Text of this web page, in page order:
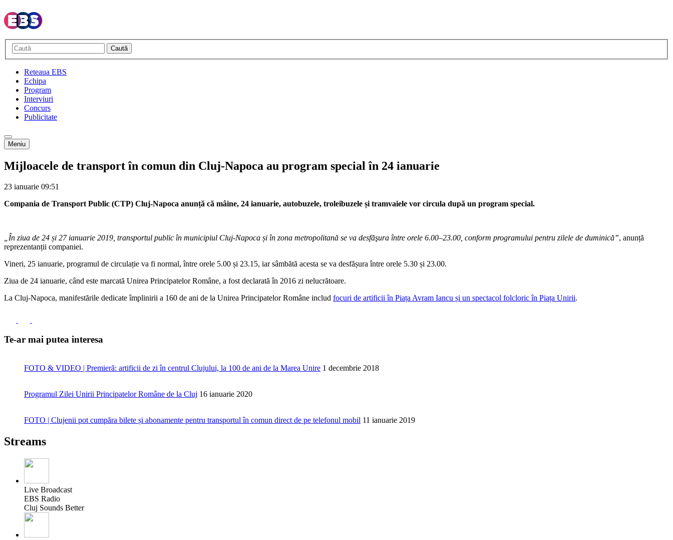
Caută
Reteaua EBS
Echipa
Program
Interviuri
Concurs
Publicitate
Meniu
Mijloacele de transport în comun din Cluj-Napoca au program special în 24 ianuarie
23 ianuarie 09:51
Compania de Transport Public (CTP) Cluj-Napoca anunță că mâine, 24 ianuarie, autobuzele, troleibuzele și tramvaiele vor circula după un program special.
„În ziua de 24 și 27 ianuarie 2019, transportul public în municipiul Cluj-Napoca și în zona metropolitană se va desfăşura între orele 6.00–23.00, conform programului pentru zilele de duminică”, anunță
reprezentanții companiei.
Vineri, 25 ianuarie, programul de circulație va fi normal, între orele 5.00 și 23.15, iar sâmbătă acesta se va desfășura între orele 5.30 și 23.00.
Ziua de 24 ianuarie, când este marcată Unirea Principatelor Române, a fost declarată în 2016 zi nelucrătoare.
La Cluj-Napoca, manifestările dedicate împlinirii a 160 de ani de la Unirea Principatelor Române includ focuri de artificii în Piața Avram Iancu și un spectacol folcloric în Piața Unirii.
Te-ar mai putea interesa
FOTO & VIDEO | Premieră: artificii de zi în centrul Clujului, la 100 de ani de la Marea Unire 1 decembrie 2018
Programul Zilei Unirii Principatelor Române de la Cluj 16 ianuarie 2020
FOTO | Clujenii pot cumpăra bilete și abonamente pentru transportul în comun direct de pe telefonul mobil 11 ianuarie 2019
Streams
Live Broadcast
EBS Radio
Cluj Sounds Better